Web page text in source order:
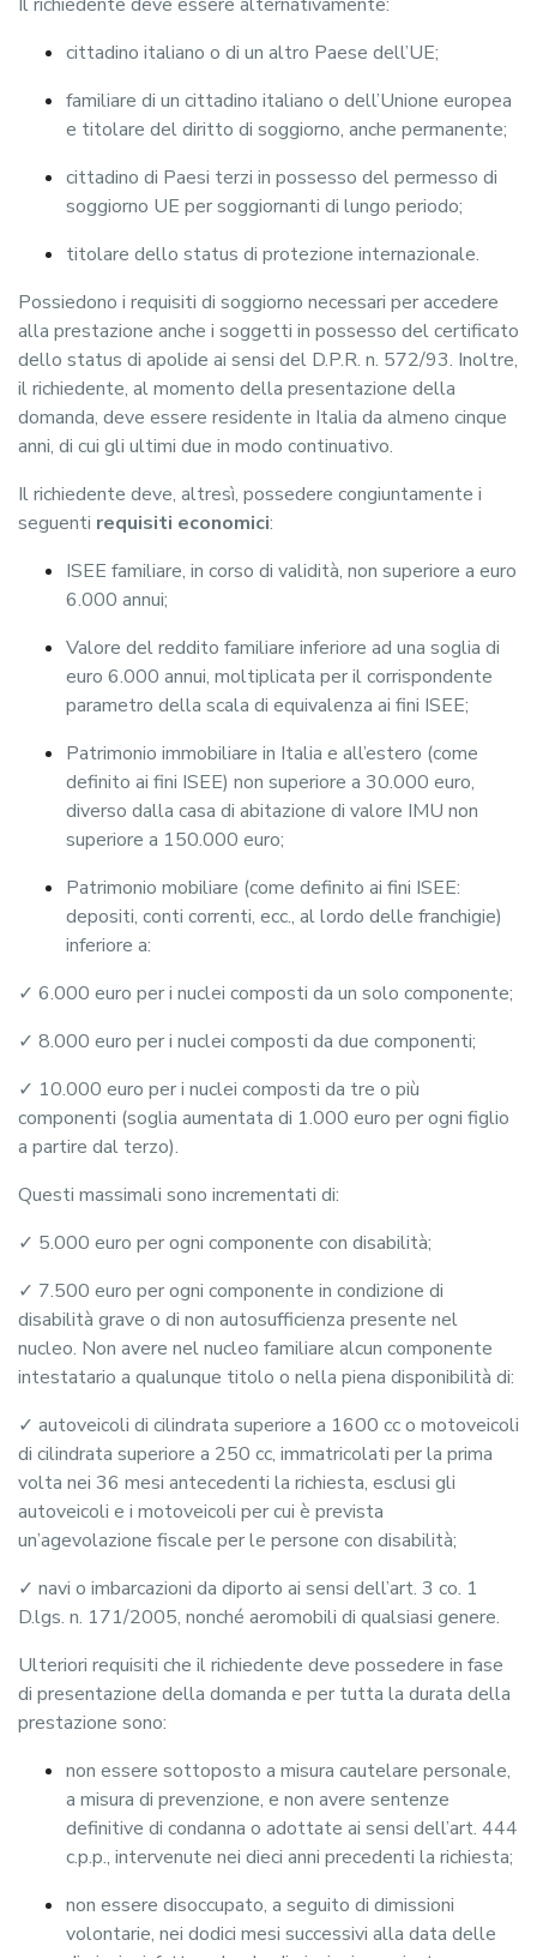
Il richiedente deve essere alternativamente:
cittadino italiano o di un altro Paese dell’UE;
familiare di un cittadino italiano o dell’Unione europea
e titolare del diritto di soggiorno, anche permanente;
cittadino di Paesi terzi in possesso del permesso di
soggiorno UE per soggiornanti di lungo periodo;
titolare dello status di protezione internazionale.
Possiedono i requisiti di soggiorno necessari per accedere
alla prestazione anche i soggetti in possesso del certificato
dello status di apolide ai sensi del D.P.R. n. 572/93. Inoltre,
il richiedente, al momento della presentazione della
domanda, deve essere residente in Italia da almeno cinque
anni, di cui gli ultimi due in modo continuativo.
Il richiedente deve, altresì, possedere congiuntamente i
seguenti requisiti economici:
ISEE familiare, in corso di validità, non superiore a euro
6.000 annui;
Valore del reddito familiare inferiore ad una soglia di
euro 6.000 annui, moltiplicata per il corrispondente
parametro della scala di equivalenza ai fini ISEE;
Patrimonio immobiliare in Italia e all’estero (come
definito ai fini ISEE) non superiore a 30.000 euro,
diverso dalla casa di abitazione di valore IMU non
superiore a 150.000 euro;
Patrimonio mobiliare (come definito ai fini ISEE:
depositi, conti correnti, ecc., al lordo delle franchigie)
inferiore a:
✓ 6.000 euro per i nuclei composti da un solo componente;
✓ 8.000 euro per i nuclei composti da due componenti;
✓ 10.000 euro per i nuclei composti da tre o più
componenti (soglia aumentata di 1.000 euro per ogni figlio
a partire dal terzo).
Questi massimali sono incrementati di:
✓ 5.000 euro per ogni componente con disabilità;
✓ 7.500 euro per ogni componente in condizione di
disabilità grave o di non autosufficienza presente nel
nucleo. Non avere nel nucleo familiare alcun componente
intestatario a qualunque titolo o nella piena disponibilità di:
✓ autoveicoli di cilindrata superiore a 1600 cc o motoveicoli
di cilindrata superiore a 250 cc, immatricolati per la prima
volta nei 36 mesi antecedenti la richiesta, esclusi gli
autoveicoli e i motoveicoli per cui è prevista
un’agevolazione fiscale per le persone con disabilità;
✓ navi o imbarcazioni da diporto ai sensi dell’art. 3 co. 1
D.lgs. n. 171/2005, nonché aeromobili di qualsiasi genere.
Ulteriori requisiti che il richiedente deve possedere in fase
di presentazione della domanda e per tutta la durata della
prestazione sono:
non essere sottoposto a misura cautelare personale,
a misura di prevenzione, e non avere sentenze
definitive di condanna o adottate ai sensi dell’art. 444
c.p.p., intervenute nei dieci anni precedenti la richiesta;
non essere disoccupato, a seguito di dimissioni
volontarie, nei dodici mesi successivi alla data delle